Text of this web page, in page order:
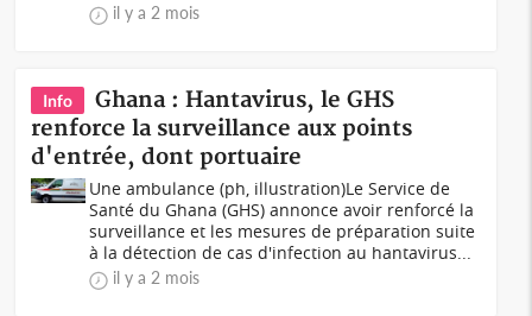
il y a 2 mois
Info
Ghana : Hantavirus, le GHS
renforce la surveillance aux points
d'entrée, dont portuaire
Une ambulance (ph, illustration)Le Service de
Santé du Ghana (GHS) annonce avoir renforcé la
surveillance et les mesures de préparation suite
à la détection de cas d'infection au hantavirus...
il y a 2 mois